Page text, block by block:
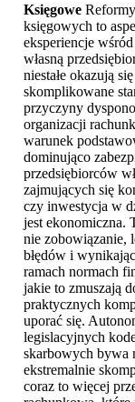
Księgowe
księgowych to
eksperiencje
własną
niestałe okazują
skomplikowane
przyczyny
organizacji
warunek
dominująco
przedsiębiorców
zajmujących się
czy inwestycja w
jest ekonomiczna.
nie zobowiązanie,
błędów i
ramach normach
jakie to zmuszają
praktycznych
uporać się.
legislacyjnych
skarbowych bywa
ekstremalnie
coraz to więcej